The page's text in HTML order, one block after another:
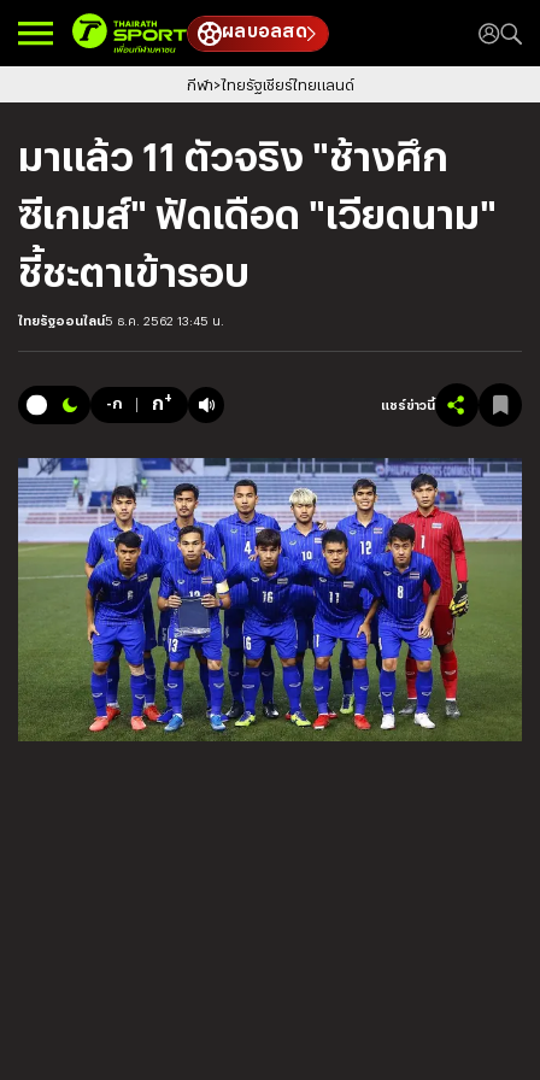
ผลบอลสด
กีฬา ไทยรัฐเชียร์ไทยแลนด์
มาแล้ว 11 ตัวจริง "ช้างศึก
ซีเกมส์" ฟัดเดือด "เวียดนาม"
ชี้ชะตาเข้ารอบ
ไทยรัฐออนไลน์5 ธ.ค. 2562 13:45 น.
-ก ก+ แชร์ข่าวนี้